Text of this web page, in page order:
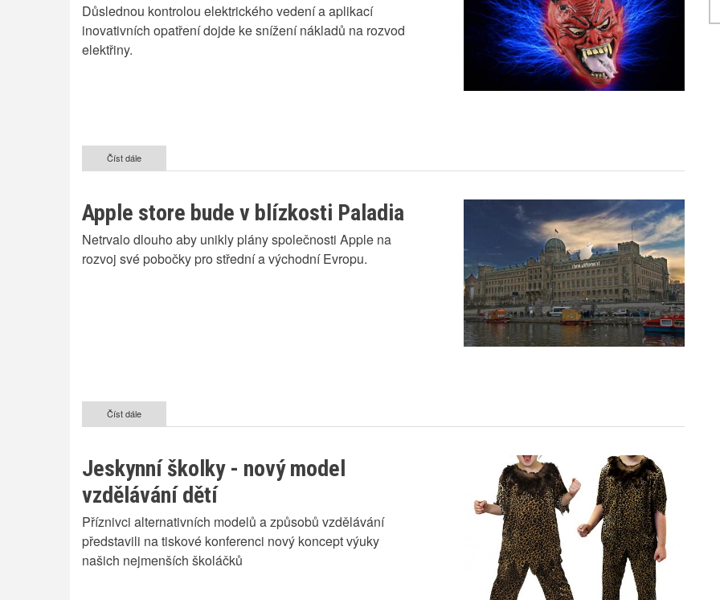
Důslednou kontrolou elektrického vedení a aplikací
inovativních opatření dojde ke snížení nákladů na rozvod
elektřiny.
Číst dále
Účty
mohou
brzy
nižší!
Dočkáme
Apple store bude v blízkosti Paladia
Netrvalo dlouho aby unikly plány společnosti Apple na
rozvoj své pobočky pro střední a východní Evropu.
Číst dále
Apple
v
Paladia
Jeskynní školky - nový model
vzdělávání dětí
Příznivci alternativních modelů a způsobů vzdělávání
představili na tiskové konferenci nový koncept výuky
našich nejmenších školáčků